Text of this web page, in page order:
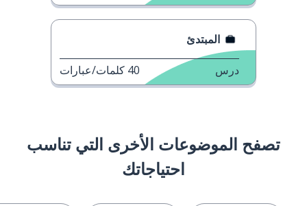
المبتدئ
درس 40 كلمات/عبارات
تصفح الموضوعات الأخرى التي تناسب
احتياجاتك